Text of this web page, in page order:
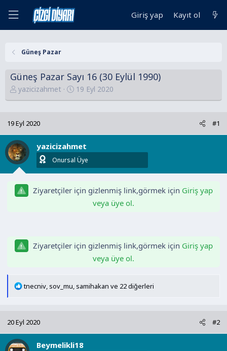
Giriş yap Kayıt ol
Güneş Pazar
Güneş Pazar Sayı 16 (30 Eylül 1990)
K
o
u
y
u
B
a
l
a
yazicizahmet
B
a
a
n
g
ı
t
i
19 Eyl 2020
19 Eyl 2020 #1
yazicizahmet
Onursal Üye
Ziyaretçiler için gizlenmiş link,görmek için Giriş yap
veya üye ol.
Ziyaretçiler için gizlenmiş link,görmek için Giriş yap
veya üye ol.
T
i
l
e
tnecniv sov_mu samihakan ve 22 diğerleri
20 Eyl 2020 #2
Beymelikli18